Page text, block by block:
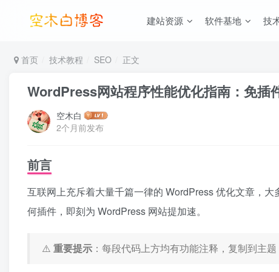
建站资源 软件基地 技
首页 技术教程 SEO 正文
WordPress网站程序性能优化指南：免插
空木白
2个月前发布
前言
互联网上充斥着大量千篇一律的 WordPress 优化文章，
何插件，即刻为 WordPress 网站提加速。
⚠️ 重要提示 ：每段代码上方均有功能注释，复制到主题